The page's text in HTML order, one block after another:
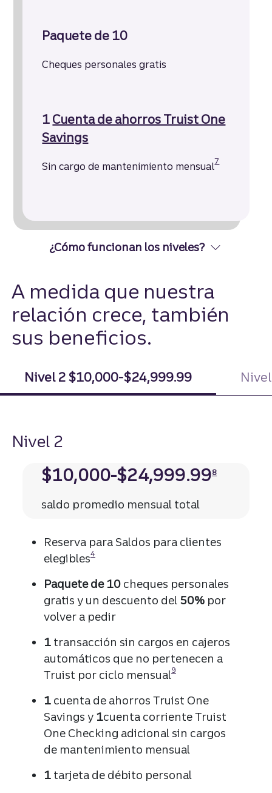
Paquete de 10
Cheques personales gratis
1 Cuenta de ahorros Truist One
Savings
Sin cargo de mantenimiento mensual7
¿Cómo funcionan los niveles?
A medida que nuestra
relación crece, también
sus beneficios.
Nivel 2 $10,000-$24,999.99
Nivel 2
$10,000-$24,999.998
saldo promedio mensual total
Reserva para Saldos para clientes
elegibles
Divulgación
4
Paquete de 10cheques personales
gratis y un descuento del 50%por
volver a pedir
1transacción sin cargos en cajeros
automáticos que no pertenecen a
Truist por ciclo mensual
Divulgación
9
1cuenta de ahorros Truist One
Savings y 1cuenta corriente Truist
One Checking adicional sin cargos
de mantenimiento mensual
1 tarjeta de débito personal